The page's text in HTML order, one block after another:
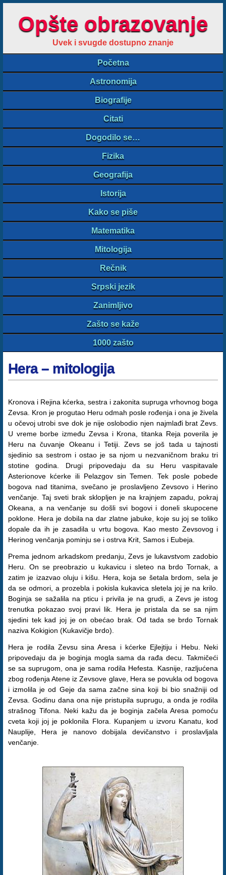
Opšte obrazovanje
Uvek i svugde dostupno znanje
Početna
Astronomija
Biografije
Citati
Dogodilo se…
Fizika
Geografija
Istorija
Kako se piše
Matematika
Mitologija
Rečnik
Srpski jezik
Zanimljivo
Zašto se kaže
1000 zašto
Hera – mitologija
Kronova i Rejina kćerka, sestra i zakonita supruga vrhovnog boga
Zevsa. Kron je progutao Heru odmah posle rođenja i ona je živela
u očevoj utrobi sve dok je nije oslobodio njen najmlađi brat Zevs.
U vreme borbe između Zevsa i Krona, titanka Reja poverila je
Heru na čuvanje Okeanu i Tetiji. Zevs se još tada u tajnosti
sjedinio sa sestrom i ostao je sa njom u nezvaničnom braku tri
stotine godina. Drugi pripovedaju da su Heru vaspitavale
Asterionove kćerke ili Pelazgov sin Temen. Tek posle pobede
bogova nad titanima, svečano je proslavljeno Zevsovo i Herino
venčanje. Taj sveti brak sklopljen je na krajnjem zapadu, pokraj
Okeana, a na venčanje su došli svi bogovi i doneli skupocene
poklone. Hera je dobila na dar zlatne jabuke, koje su joj se toliko
dopale da ih je zasadila u vrtu bogova. Kao mesto Zevsovog i
Herinog venčanja pominju se i ostrva Krit, Samos i Eubeja.
Prema jednom arkadskom predanju, Zevs je lukavstvom zadobio
Heru. On se preobrazio u kukavicu i sleteo na brdo Tornak, a
zatim je izazvao oluju i kišu. Hera, koja se šetala brdom, sela je
da se odmori, a prozebla i pokisla kukavica sletela joj je na krilo.
Boginja se sažalila na pticu i privila je na grudi, a Zevs je istog
trenutka pokazao svoj pravi lik. Hera je pristala da se sa njim
sjedini tek kad joj je on obećao brak. Od tada se brdo Tornak
naziva Kokigion (Kukavičje brdo).
Hera je rodila Zevsu sina Aresa i kćerke Ejlejtiju i Hebu. Neki
pripovedaju da je boginja mogla sama da rađa decu. Takmičeći
se sa suprugom, ona je sama rodila Hefesta. Kasnije, razljućena
zbog rođenja Atene iz Zevsove glave, Hera se povukla od bogova
i izmolila je od Geje da sama začne sina koji bi bio snažniji od
Zevsa. Godinu dana ona nije pristupila suprugu, a onda je rodila
strašnog Tifona. Neki kažu da je boginja začela Aresa pomoću
cveta koji joj je poklonila Flora. Kupanjem u izvoru Kanatu, kod
Nauplije, Hera je nanovo dobijala devičanstvo i proslavljala
venčanje.